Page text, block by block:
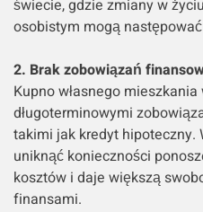
świecie, gdzie zmiany w
osobistym mogą
2. Brak zobowiązań
Kupno własnego
długoterminowymi
takimi jak kredyt hipoteczny.
uniknąć konieczności
kosztów i daje większą
finansami.